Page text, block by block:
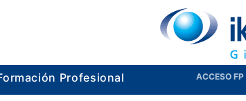
Profesional ACCESO FP